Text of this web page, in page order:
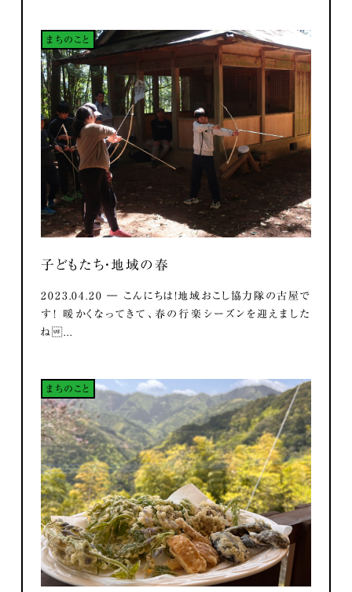
まちのこと
子どもたち・地域の春
2023.04.20 ― こんにちは！地域おこし協力隊の古屋で
す！ 暖かくなってきて、春の行楽シーズンを迎えました
ね...
まちのこと